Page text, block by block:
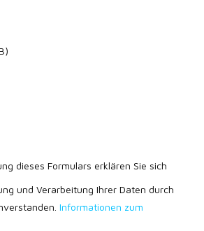
dieses Formulars erklären Sie sich
und Verarbeitung Ihrer Daten durch
Informationen zum